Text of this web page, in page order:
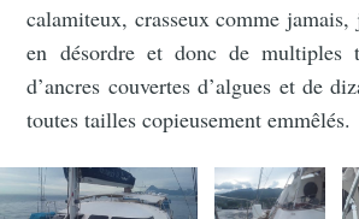
calamiteux, crasseux comme jamais,
en désordre et donc de multiples
d’ancres couvertes d’algues et de
toutes tailles copieusement emmêlés.